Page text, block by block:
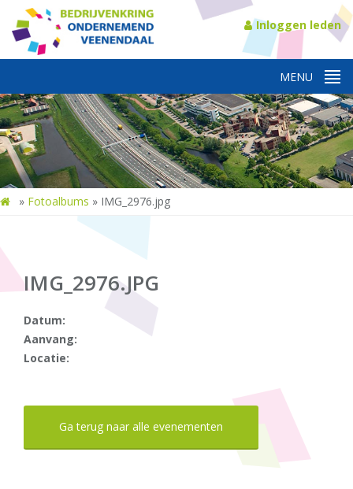
Inloggen leden
» Fotoalbums » IMG_2976.jpg
IMG_2976.JPG
Datum:
Aanvang:
Locatie:
Ga terug naar alle evenementen